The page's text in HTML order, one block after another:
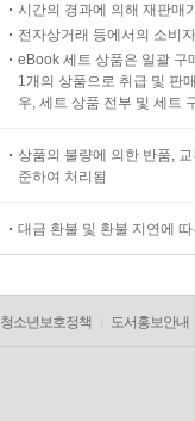
시간의 경과에 의해 재판매
전자상거래 등에서의 소비
eBook 세트 상품은 일괄 구
1개의 상품으로 취급 및 판
우, 세트 상품 전부 및 세트
상품의 불량에 의한 반품,
준하여 처리됨
대금 환불 및 환불 지연에
청소년보호정책 도서홍보안내